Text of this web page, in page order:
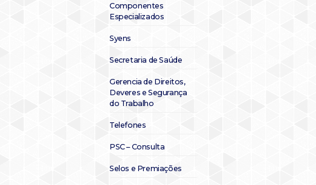
Componentes
Especializados
Syens
Secretaria de Saúde
Gerencia de Direitos,
Deveres e Segurança
do Trabalho
Telefones
PSC – Consulta
Selos e Premiações